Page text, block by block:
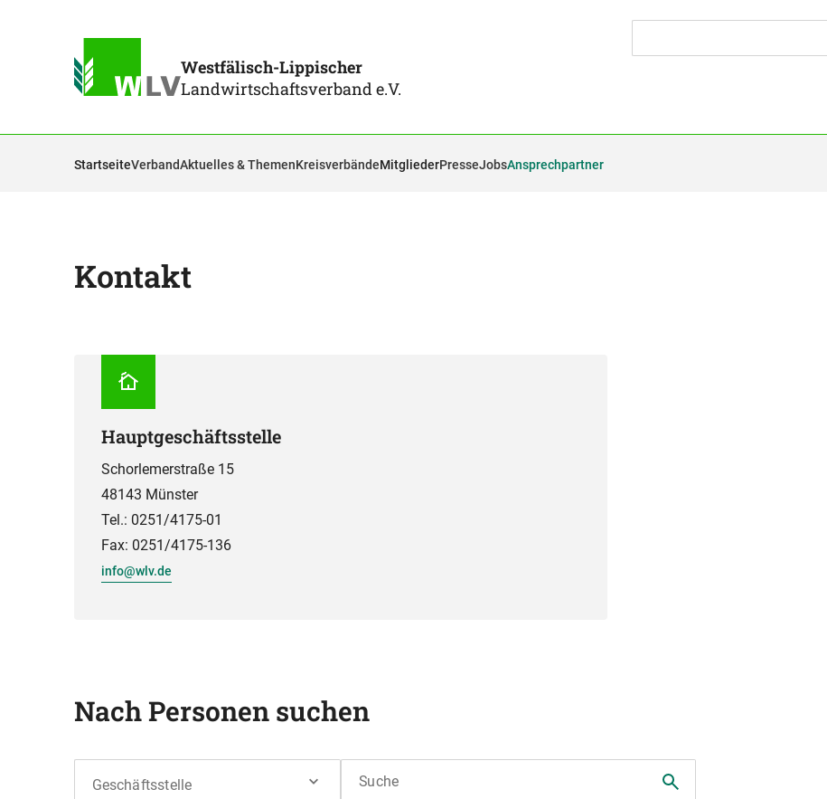
Westfälisch-Lippischer
Landwirtschaftsverband e.V.
StartseiteVerbandAktuelles & ThemenKreisverbändeMitgliederPresseJobsAnsprechpartner
Kontakt
Hauptgeschäftsstelle
Schorlemerstraße 15
48143 Münster
Tel.: 0251/4175-01
Fax: 0251/4175-136
info@wlv.de
Nach Personen suchen
Geschäftsstelle Suche